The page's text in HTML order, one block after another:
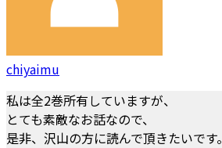
chiyaimu
私は全2巻所有していますが、
とても素敵なお話なので、
是非、沢山の方に読んで頂きたいです。